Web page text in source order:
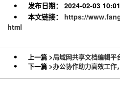
发布日期：
2024-02-03
本文链接：
https://
html
上一篇 >局域网共享文档编辑平
下一篇 >办公协作助力高效工作